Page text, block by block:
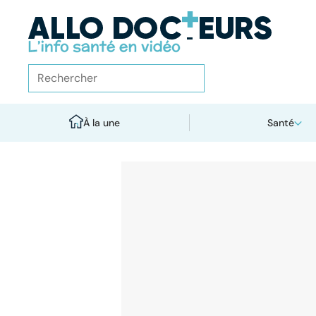
À la une Santé